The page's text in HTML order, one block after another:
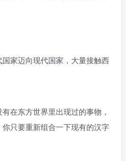
家迈向现代国家，大量接触西
在东方世界里出现过的事物，
只要重新组合一下现有的汉字